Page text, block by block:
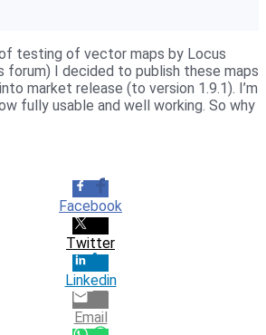
testing of vector maps by Locus
forum) I decided to publish these maps
market release (to version 1.9.1). I’m
fully usable and well working. So why
Facebook
Twitter
Linkedin
Email